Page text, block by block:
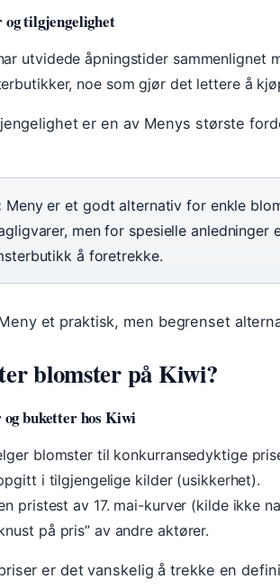
tilgjengelighet
utvidede åpningstider sammenlignet
noe som gjør det lettere å
er en av Menys største
Meny er et godt alternativ for enkle
men for spesielle anledninger
å foretrekke.
et praktisk, men begrenset
blomster på Kiwi?
buketter hos Kiwi
blomster til konkurransedyktige
i tilgjengelige kilder (usikkerhet).
pristest av 17. mai-kurver (kilde ikke
på pris” av andre aktører.
er det vanskelig å trekke en